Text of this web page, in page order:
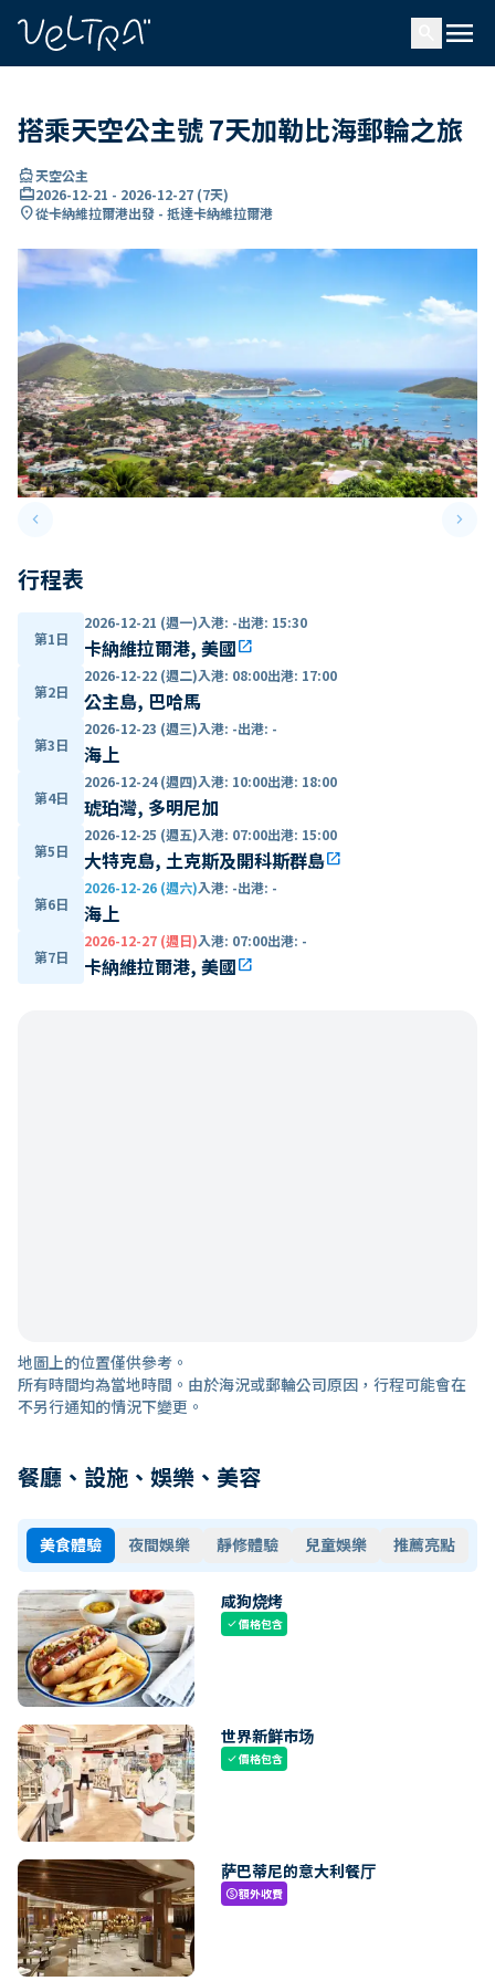
menu
搭乘天空公主號 7天加勒比海郵輪之旅
directions_boat天空公主
card_travel2026-12-21 - 2026-12-27 (7天)
location_on從卡納維拉爾港出發 - 抵達卡納維拉爾港
keyboard_arrow_leftPrevious slide keyboard_arrow_right
行程表
第1日
2026-12-21 (週一)入港: -出港: 15:30
卡納維拉爾港, 美國open_in_new
第2日
2026-12-22 (週二)入港: 08:00出港: 17:00
公主島, 巴哈馬
第3日
2026-12-23 (週三)入港: -出港: -
海上
第4日
2026-12-24 (週四)入港: 10:00出港: 18:00
琥珀灣, 多明尼加
第5日
2026-12-25 (週五)入港: 07:00出港: 15:00
大特克島, 土克斯及開科斯群島open_in_new
第6日
2026-12-26 (週六)入港: -出港: -
海上
第7日
2026-12-27 (週日)入港: 07:00出港: -
卡納維拉爾港, 美國open_in_new
地圖上的位置僅供參考。
所有時間均為當地時間。由於海況或郵輪公司原因，行程可能會在
不另行通知的情況下變更。
餐廳、設施、娛樂、美容
美食體驗 夜間娛樂 靜修體驗 兒童娛樂 推薦亮點
咸狗烧烤
check價格包含
世界新鲜市场
check價格包含
萨巴蒂尼的意大利餐厅
paid額外收費